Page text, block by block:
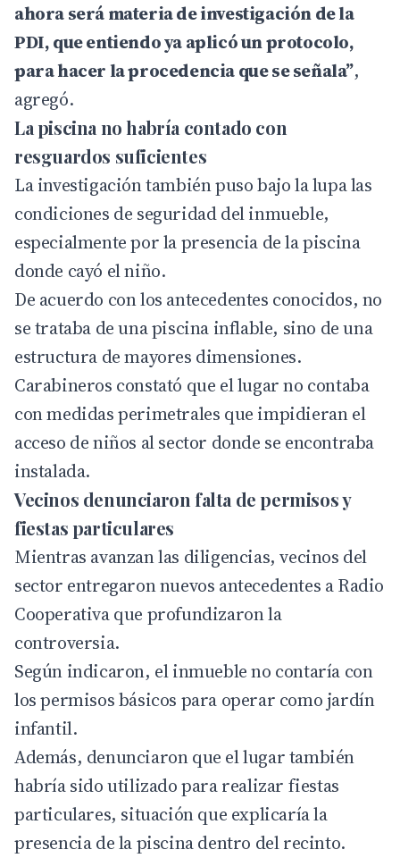
ahora será materia de investigación de la
PDI, que entiendo ya aplicó un protocolo,
para hacer la procedencia que se señala”,
agregó.
La piscina no habría contado con
resguardos suficientes
La investigación también puso bajo la lupa las
condiciones de seguridad del inmueble,
especialmente por la presencia de la piscina
donde cayó el niño.
De acuerdo con los antecedentes conocidos, no
se trataba de una piscina inflable, sino de una
estructura de mayores dimensiones.
Carabineros constató que el lugar no contaba
con medidas perimetrales que impidieran el
acceso de niños al sector donde se encontraba
instalada.
Vecinos denunciaron falta de permisos y
fiestas particulares
Mientras avanzan las diligencias, vecinos del
sector entregaron nuevos antecedentes aRadio
Cooperativaque profundizaron la
controversia.
Según indicaron, el inmueble no contaría con
los permisos básicos para operar como jardín
infantil.
Además, denunciaron que el lugar también
habría sido utilizado para realizar fiestas
particulares, situación que explicaría la
presencia de la piscina dentro del recinto.